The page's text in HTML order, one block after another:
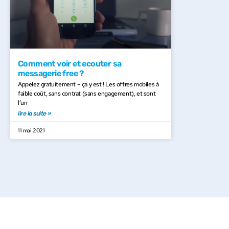
Comment voir et ecouter sa
messagerie free ?
Appelez gratuitement – ça y est ! Les offres mobiles à
faible coût, sans contrat (sans engagement), et sont
l’un
lire la suite »
11 mai 2021